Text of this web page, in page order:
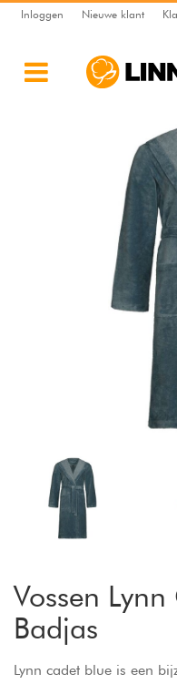
Inloggen Nieuwe klant
Vossen
Badjas
Lynn cadet blue is een